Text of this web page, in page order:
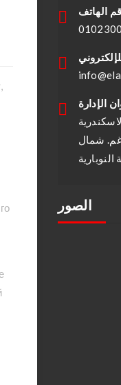
الهاتف
الإدارة
شمال
النوبارية
الصور